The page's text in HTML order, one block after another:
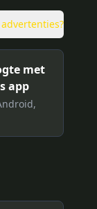
met
app